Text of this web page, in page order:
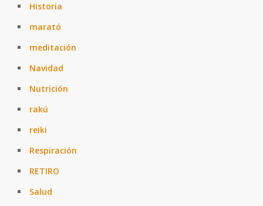
Historia
marató
meditación
Navidad
Nutrición
rakú
reiki
Respiración
RETIRO
Salud